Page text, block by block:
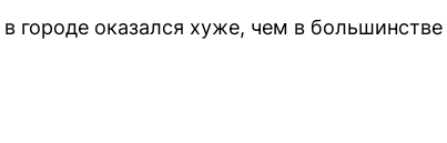
городе оказался хуже, чем в